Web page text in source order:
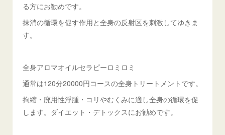
る方にお勧めです。
抹消の循環を促す作用と全身の反射区を刺激してゆきま
す。
全身アロマオイルセラピーロミロミ
通常は120分20000円コースの全身トリートメントです。
拘縮・廃用性浮腫・コリやむくみに適し全身の循環を促
します。ダイエット・デトックスにお勧めです。